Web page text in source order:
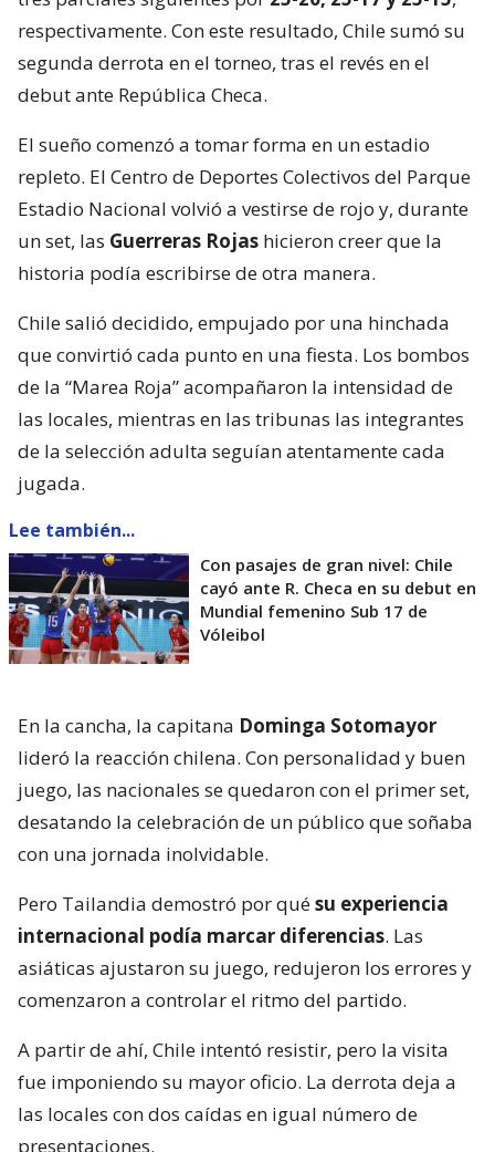
respectivamente. Con este resultado, Chile sumó su
segunda derrota en el torneo, tras el revés en el
debut ante República Checa.
El sueño comenzó a tomar forma en un estadio
repleto. El Centro de Deportes Colectivos del Parque
Estadio Nacional volvió a vestirse de rojo y, durante
un set, las Guerreras Rojas hicieron creer que la
historia podía escribirse de otra manera.
Chile salió decidido, empujado por una hinchada
que convirtió cada punto en una fiesta. Los bombos
de la “Marea Roja” acompañaron la intensidad de
las locales, mientras en las tribunas las integrantes
de la selección adulta seguían atentamente cada
jugada.
Lee también...
Con pasajes de gran nivel: Chile
cayó ante R. Checa en su debut en
Mundial femenino Sub 17 de
Vóleibol
En la cancha, la capitana Dominga Sotomayor
lideró la reacción chilena. Con personalidad y buen
juego, las nacionales se quedaron con el primer set,
desatando la celebración de un público que soñaba
con una jornada inolvidable.
Pero Tailandia demostró por quésu experiencia
internacional podía marcar diferencias. Las
asiáticas ajustaron su juego, redujeron los errores y
comenzaron a controlar el ritmo del partido.
A partir de ahí, Chile intentó resistir, pero la visita
fue imponiendo su mayor oficio. La derrota deja a
las locales con dos caídas en igual número de
presentaciones.